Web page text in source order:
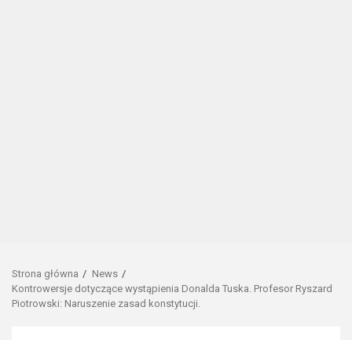
Strona główna
News
Kontrowersje dotyczące wystąpienia Donalda Tuska. Profesor Ryszard
Piotrowski: Naruszenie zasad konstytucji.